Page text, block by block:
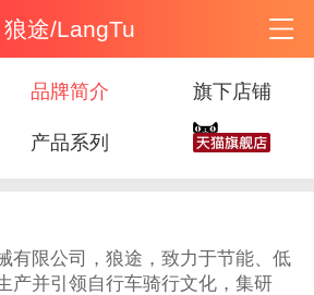
狼途/LangTu
品牌简介 旗下店铺
产品系列
有限公司，狼途，致力于节能、低
产并引领自行车骑行文化，集研